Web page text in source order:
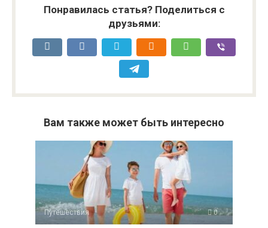
Понравилась статья? Поделиться с
друзьями:
Вам также может быть интересно
Путешествия 0